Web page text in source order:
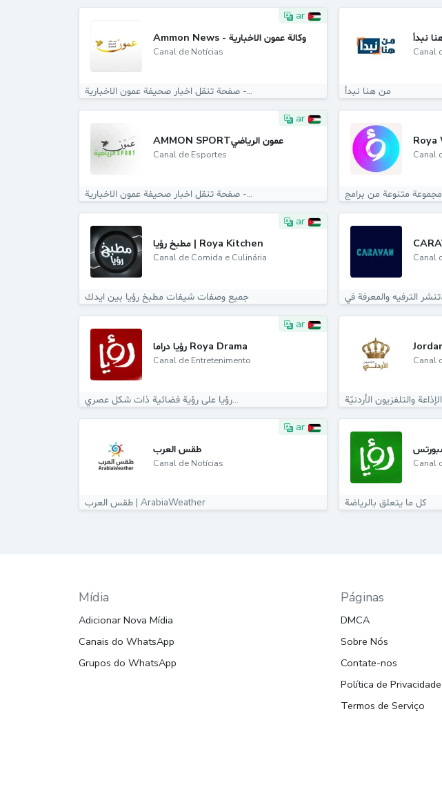
ar
Ammon News - وكالة عمون الاخبارية
Canal de Notícias
صفحة تنقل اخبار صحيفة عمون الاخبارية -...
نبدأ
Canal
من هنا نبدأ
ar
AMMON SPORTعمون الرياضي
Canal de Esportes
صفحة تنقل اخبار صحيفة عمون الاخبارية -...
Roya
Canal
ar
مطبخ رؤيا | Roya Kitchen
Canal de Comida e Culinária
جميع وصفات شيفات مطبخ رؤيا بين ايدك
Canal
ar
رؤيا دراما Roya Drama
Canal de Entretenimento
رؤيا على رؤية فضائية ذات شكل عصري...
Canal
والتلفزيون الأردنيّة
ar
طقس العرب
Canal de Notícias
طقس العرب | ArabiaWeather
Canal
كل ما يتعلق بالرياضة
Mídia
Adicionar Nova Mídia
Canais do WhatsApp
Grupos do WhatsApp
Páginas
DMCA
Sobre Nós
Contate-nos
Política de Privacidade
Termos de Serviço